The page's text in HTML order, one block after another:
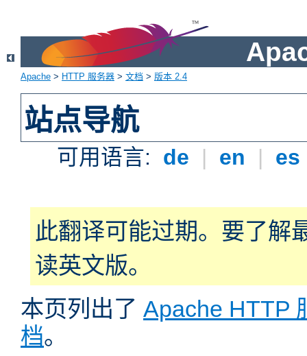
Apache > HTTP 服务器 > 文档 > 版本 2.4
站点导航
可用语言: de | en | es
此翻译可能过期。要了解
读英文版。
本页列出了 Apache HTTP
档。